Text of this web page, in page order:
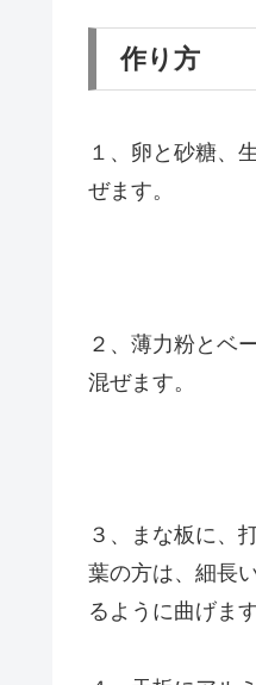
作り方
１、卵と砂糖、
ぜます。
２、薄力粉とベ
混ぜます。
３、まな板に、
葉の方は、細長
るように曲げます